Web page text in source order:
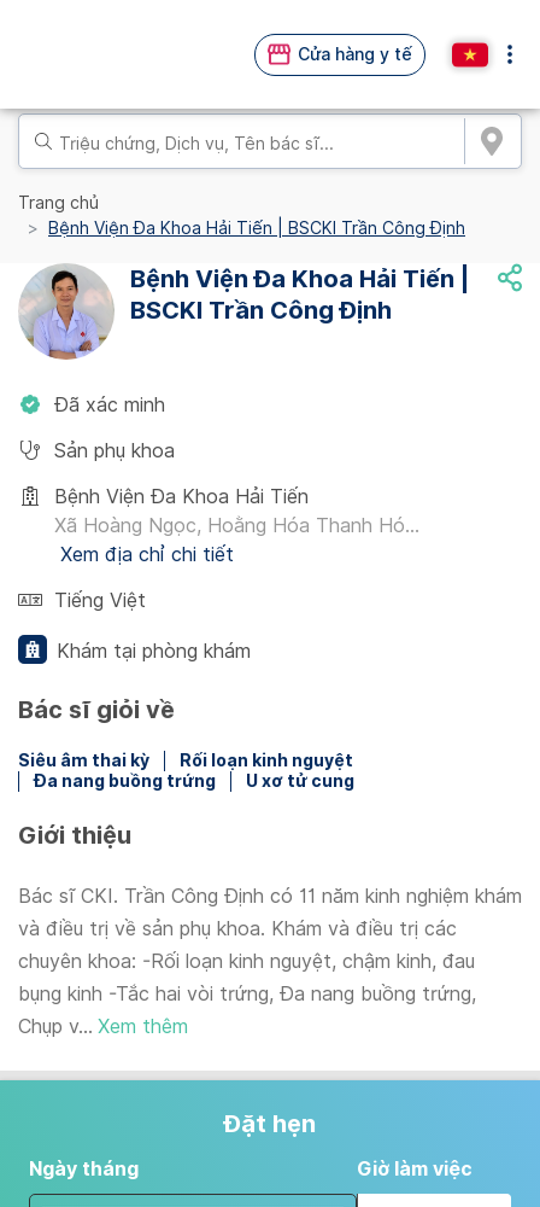
Cửa hàng y tế
Trang chủ
Bệnh Viện Đa Khoa Hải Tiến | BSCKI Trần Công Định
Bệnh Viện Đa Khoa Hải Tiến |
BSCKI Trần Công Định
Đã xác minh
Sản phụ khoa
Bệnh Viện Đa Khoa Hải Tiến
Xã Hoàng Ngọc, Hoằng Hóa Thanh Hó...
Xem địa chỉ chi tiết
Tiếng Việt
Khám tại phòng khám
Bác sĩ giỏi về
Siêu âm thai kỳ
Rối loạn kinh nguyệt
Đa nang buồng trứng
U xơ tử cung
Giới thiệu
Bác sĩ CKI. Trần Công Định có 11 năm kinh nghiệm khám
và điều trị về sản phụ khoa. Khám và điều trị các
chuyên khoa: -Rối loạn kinh nguyệt, chậm kinh, đau
bụng kinh -Tắc hai vòi trứng, Đa nang buồng trứng,
Chụp v... Xem thêm
Đặt hẹn
Ngày tháng Giờ làm việc